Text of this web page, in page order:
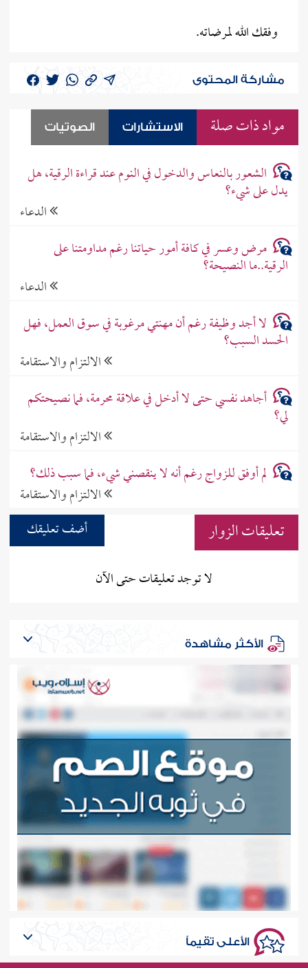
وفقك الله لمرضاته.
مشاركة المحتوى
مواد ذات صلة الاستشارات الصوتيات
الشعور بالنعاس والدخول في النوم عند قراءة الرقية، هل
يدل على شيء؟
الدعاء
مرض وعسر في كافة أمور حياتنا رغم مداومتنا على
الرقية..ما النصيحة؟
الدعاء
لا أجد وظيفة رغم أن مهنتي مرغوبة في سوق العمل، فهل
الحسد السبب؟
الالتزام والاستقامة
أجاهد نفسي حتى لا أدخل في علاقة محرمة، فما نصيحتكم
لي؟
الالتزام والاستقامة
لم أوفق للزواج رغم أنه لا ينقصني شيء، فما سبب ذلك؟
الالتزام والاستقامة
تعليقات الزوار
أضف تعليقك
لا توجد تعليقات حتى الآن
الأكثر مشاهدة
الأعلى تقيماً